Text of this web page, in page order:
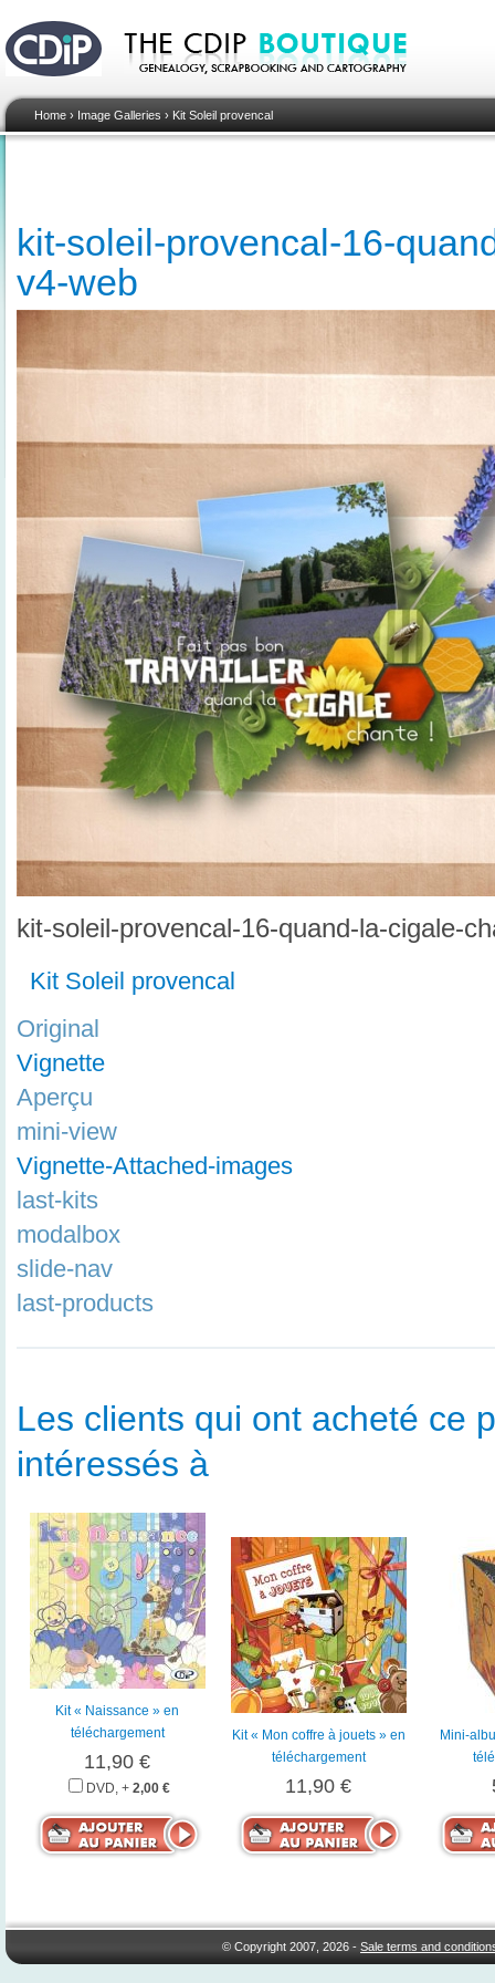
Home › Image Galleries › Kit Soleil provencal
kit-soleil-provencal-16-
v4-web
kit-soleil-provencal-16-quand-la-cigale-
Kit Soleil provencal
Original
Vignette
Aperçu
mini-view
Vignette-Attached-images
last-kits
modalbox
slide-nav
last-products
Les clients qui ont acheté ce
intéressés à
Kit « Naissance » en
téléchargement
11,90 €
DVD, + 2,00 €
Kit « Mon coffre à jouets » en
téléchargement
11,90 €
Mini-
© Copyright 2007, 2026 -Sale terms and